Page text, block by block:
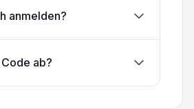
anmelden?
ab?